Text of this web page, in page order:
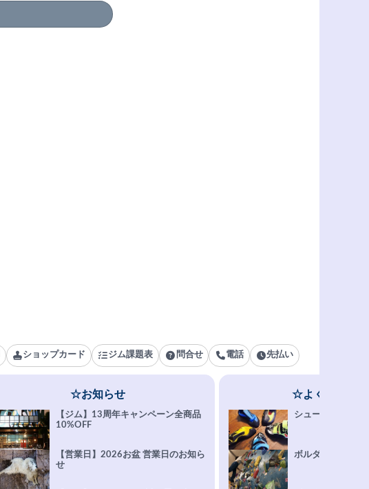
ショップカード ジム課題表 問合せ 電話 先払い
☆お知らせ
【ジム】13周年キャンペーン全商品
10%OFF
【営業日】2026お盆 営業日のお知ら
せ
☆よくある質
シューズ選びFAQ
ボルダリング上達